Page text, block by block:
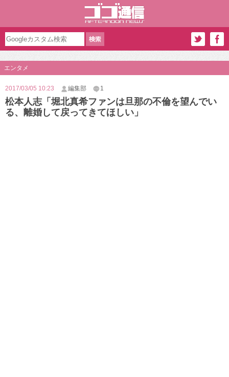
エンタメ
2017/03/05 10:23 編集部 1
松本人志「堀北真希ファンは旦那の不倫を望んでい
る、離婚して戻ってきてほしい」